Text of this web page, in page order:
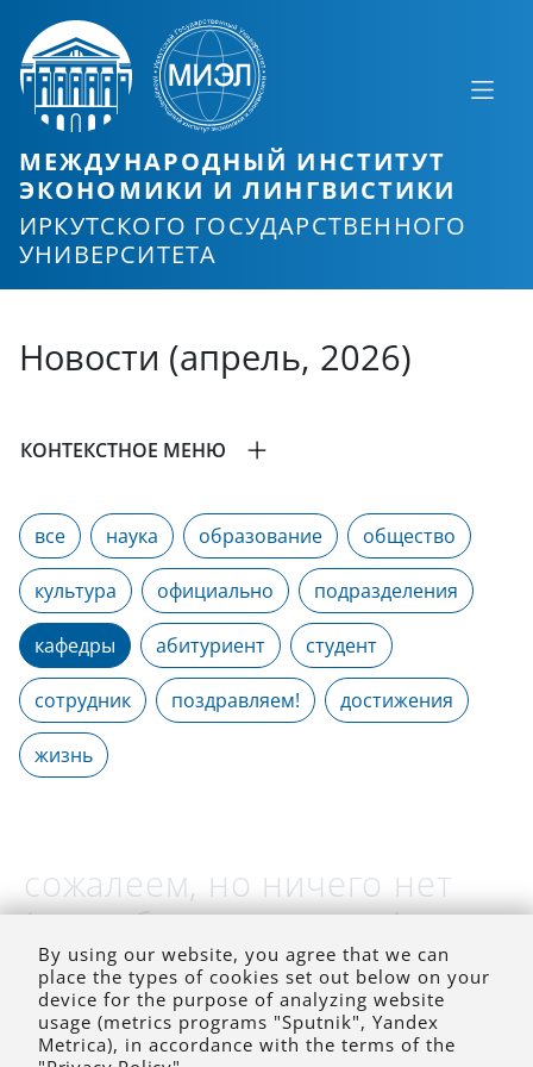
МЕЖДУНАРОДНЫЙ ИНСТИТУТ
ЭКОНОМИКИ И ЛИНГВИСТИКИ
ИРКУТСКОГО ГОСУДАРСТВЕННОГО
УНИВЕРСИТЕТА
Новости (апрель, 2026)
КОНТЕКСТНОЕ МЕНЮ
все наука образование общество
культура официально подразделения
кафедры абитуриент студент
сотрудник поздравляем! достижения
жизнь
сожалеем, но ничего нет
(на выбранное время)
By using our website, you agree that we can
place the types of cookies set out below on your
device for the purpose of analyzing website
usage (metrics programs "Sputnik", Yandex
Metrica), in accordance with the terms of the